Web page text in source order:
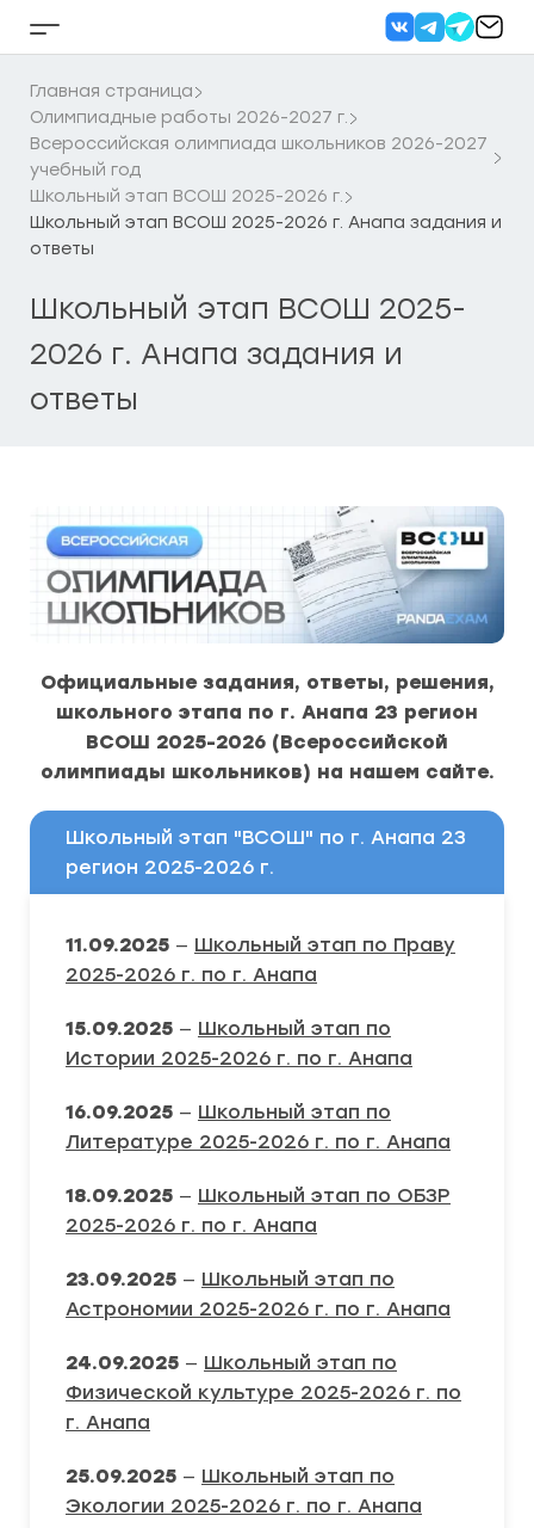
Кнопка
бокового
меню
Главная страница
Олимпиадные работы 2026-2027 г.
Всероссийская олимпиада школьников 2026-2027
учебный год
Школьный этап ВСОШ 2025-2026 г.
Школьный этап ВСОШ 2025-2026 г. Анапа задания и
ответы
Школьный этап ВСОШ 2025-
2026 г. Анапа задания и
ответы
Официальные задания, ответы, решения,
школьного этапа по г. Анапа 23 регион
ВСОШ 2025-2026 (Всероссийской
олимпиады школьников) на нашем сайте.
Школьный этап "ВСОШ" по г. Анапа 23
регион 2025-2026 г.
11.09.2025 — Школьный этап по Праву
2025-2026 г. по г. Анапа
15.09.2025 — Школьный этап по
Истории 2025-2026 г. по г. Анапа
16.09.2025 — Школьный этап по
Литературе 2025-2026 г. по г. Анапа
18.09.2025 — Школьный этап по ОБЗР
2025-2026 г. по г. Анапа
23.09.2025 — Школьный этап по
Астрономии 2025-2026 г. по г. Анапа
24.09.2025 — Школьный этап по
Физической культуре 2025-2026 г. по
г. Анапа
25.09.2025 — Школьный этап по
Экологии 2025-2026 г. по г. Анапа